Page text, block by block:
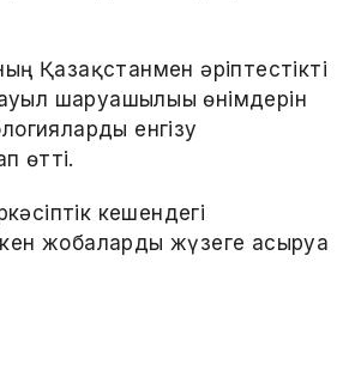
Қазақстанмен әріптестікті
шаруашылығы өнімдерін
енгізу
өтті.
кешендегі
жобаларды жүзеге асыруға